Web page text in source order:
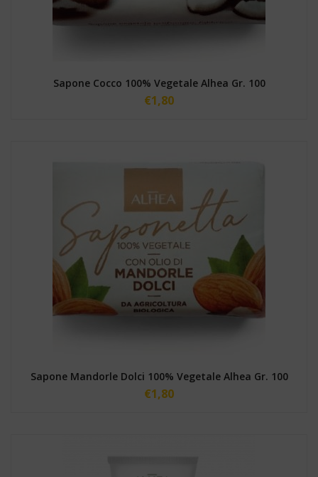
Sapone Cocco 100% Vegetale Alhea Gr. 100
€1,80
Sapone Mandorle Dolci 100% Vegetale Alhea Gr. 100
€1,80